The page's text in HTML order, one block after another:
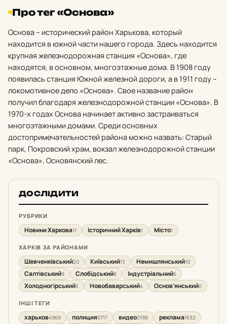
Про тег «Основа»
Основа – исторический район Харькова, который
находится в южной части нашего города. Здесь находится
крупная железнодорожная станция «Основа», где
находятся, в основном, многоэтажные дома. В 1908 году
появилась станция Южной железной дороги, а в 1911 году –
локомотивное депо «Основа». Свое название район
получил благодаря железнодорожной станции «Основа». В
1970-х годах Основа начинает активно застраиваться
многоэтажными домами. Среди основных
достопримечательностей района можно назвать: Старый
парк, Покровский храм, вокзал железнодорожной станции
«Основа», Основянский лес.
ДОСЛІДИТИ
РУБРИКИ
Новини Харкова11 Історичний Харків1 Місто1
ХАРКІВ ЗА РАЙОНАМИ
Шевченківський20 Київський13 Немишлянський10
Салтівський9 Слобідський8 Індустріальний5
Холодногірський5 Новобаварський4 Основ’янський0
ІНШІ ТЕГИ
харьков4969 полиция3717 видео2198 реклама1632